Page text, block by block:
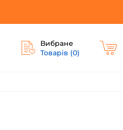
Вибране
Товарів (0)